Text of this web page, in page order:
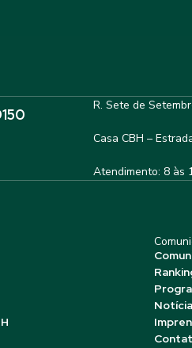
R. Sete de
Casa CBH –
Atendimento: 8 às